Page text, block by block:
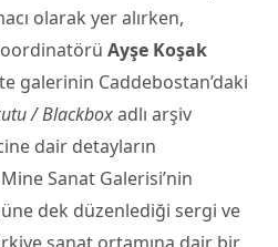
olarak yer alırken,
Ayşe Koşak
galerinin Caddebostan’daki
/ Blackboxadlı arşiv
dair detayların
Sanat Galerisi’nin
dek düzenlediği sergi ve